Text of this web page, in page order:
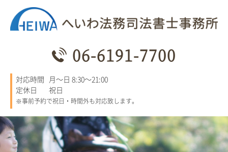
06-6191-7700
対応時間 月～日 8:30～21:00
定休日
祝日
※事前予約で祝日・時間外も対応致します。